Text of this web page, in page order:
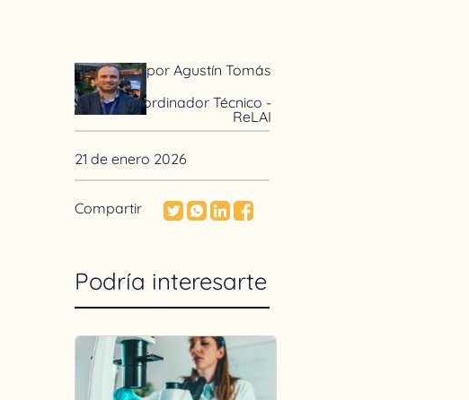
por Agustín Tomás
Coordinador Técnico -
ReLAI
21 de enero 2026
Compartir
Podría interesarte